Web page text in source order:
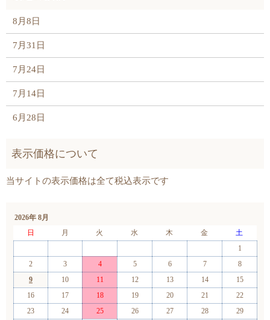
8月8日
7月31日
7月24日
7月14日
6月28日
2026年 8月
日
月 火 水 木 金
土
1
2
3 4 5 6 7
8
9
10 11 12 13 14
15
16
17 18 19 20 21
22
23
24 25 26 27 28 29